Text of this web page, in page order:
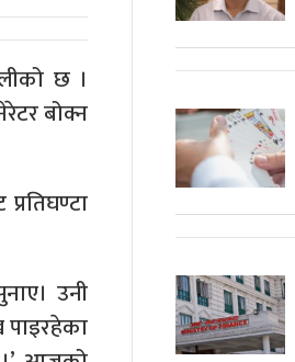
छ ।
बोक्न
उनी
पाइरहेका